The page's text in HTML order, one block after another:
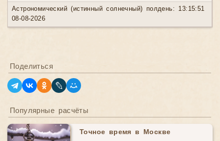
Астрономический (истинный солнечный) полдень: 13:15:51
08-08-2026
Поделиться
Популярные расчёты
Точное время в Москве